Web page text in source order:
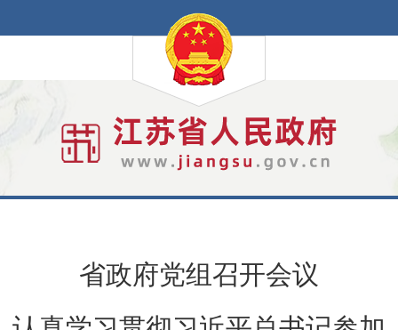
省政府党组召开会议